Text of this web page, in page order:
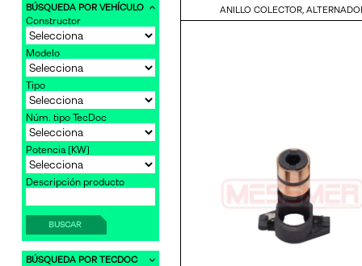
BÚSQUEDA POR VEHÍCULO
Constructor
Modelo
Tipo
Núm. tipo TecDoc
Potencia [KW]
Descripción producto
BUSCAR
BÚSQUEDA POR TECDOC
ANILLO COLECTOR,